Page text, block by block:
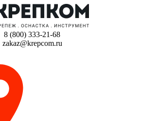
8 (800) 333-21-68
zakaz@krepcom.ru